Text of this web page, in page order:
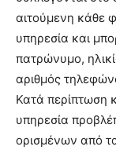
αιτούμενη κάθε
υπηρεσία και
πατρώνυμο,
αριθμός
Κατά περίπτωση
υπηρεσία
ορισμένων από